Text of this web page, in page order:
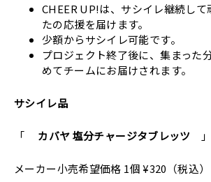
CHEER UP!は、サシイレ継続し
たの応援を届けます。
少額からサシイレ可能です。
プロジェクト終了後に、集まった
めてチームにお届けされます。
サシイレ品
「 カバヤ 塩分チャージタブレッツ 」
メーカー小売希望価格 1個 ¥320（税込）